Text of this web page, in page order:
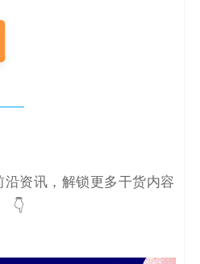
资讯，解锁更多干货内容
👇